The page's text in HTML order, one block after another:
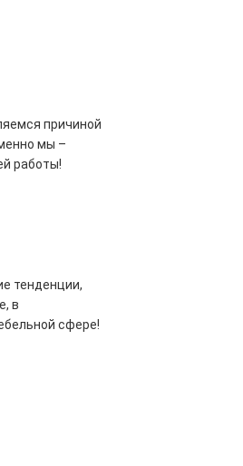
причиной
мы –
работы!
тенденции,
в
сфере!